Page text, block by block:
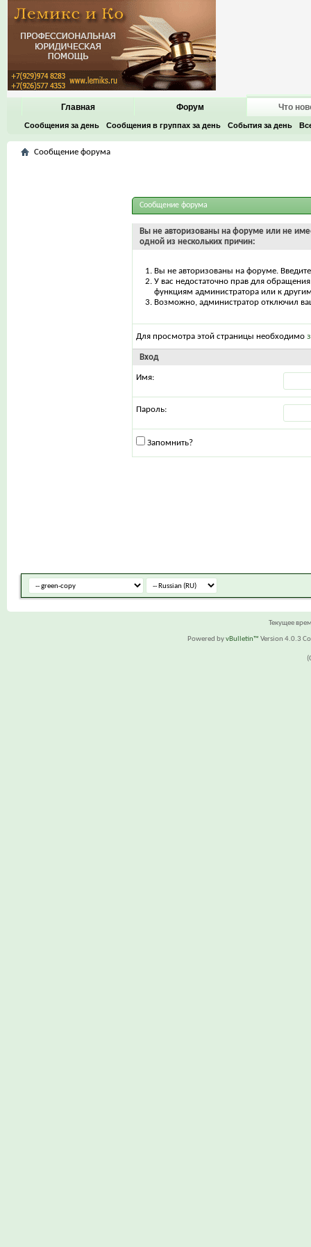
Главная Форум Что
Сообщения за день Сообщения в группах за день События за день
Сообщение форума
Сообщение форума
Вы не авторизованы на форуме или не
одной из нескольких причин:
Вы не авторизованы на форуме.
У вас недостаточно прав для
функциям администратора или к
Возможно, администратор отключил
Для просмотра этой страницы необходимо
Вход
Имя:
Пароль:
Запомнить?
Текущее
Powered byvBulletin™ Version 4.0.3